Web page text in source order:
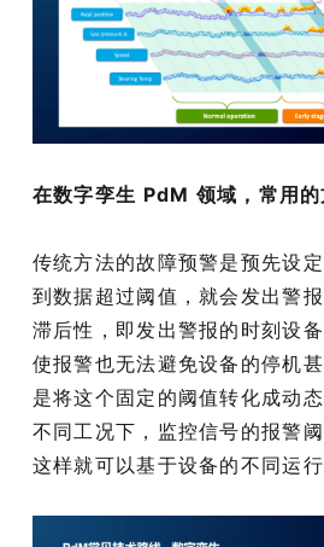
在数字孪生 PdM 领域，常用的
传统方法的故障预警是预先设
到数据超过阈值，就会发出警
滞后性，即发出警报的时刻设
使报警也无法避免设备的停机
是将这个固定的阈值转化成动
不同工况下，监控信号的报警
这样就可以基于设备的不同运